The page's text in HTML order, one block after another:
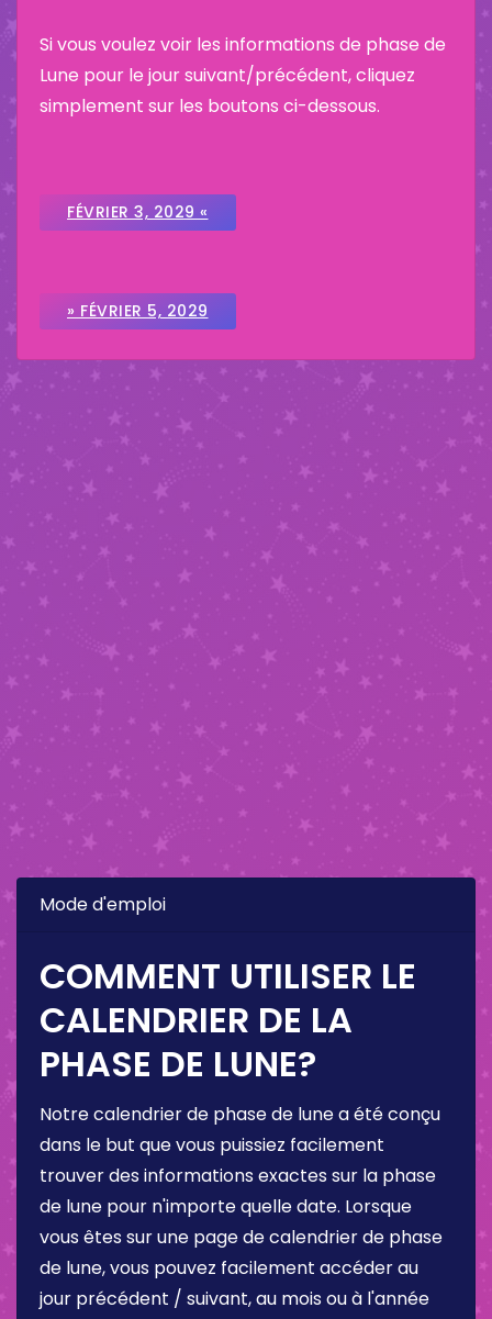
Si vous voulez voir les informations de phase de
Lune pour le jour suivant/précédent, cliquez
simplement sur les boutons ci-dessous.
FÉVRIER 3, 2029 «
» FÉVRIER 5, 2029
Mode d'emploi
COMMENT UTILISER LE
CALENDRIER DE LA
PHASE DE LUNE?
Notre calendrier de phase de lune a été conçu
dans le but que vous puissiez facilement
trouver des informations exactes sur la phase
de lune pour n'importe quelle date. Lorsque
vous êtes sur une page de calendrier de phase
de lune, vous pouvez facilement accéder au
jour précédent / suivant, au mois ou à l'année